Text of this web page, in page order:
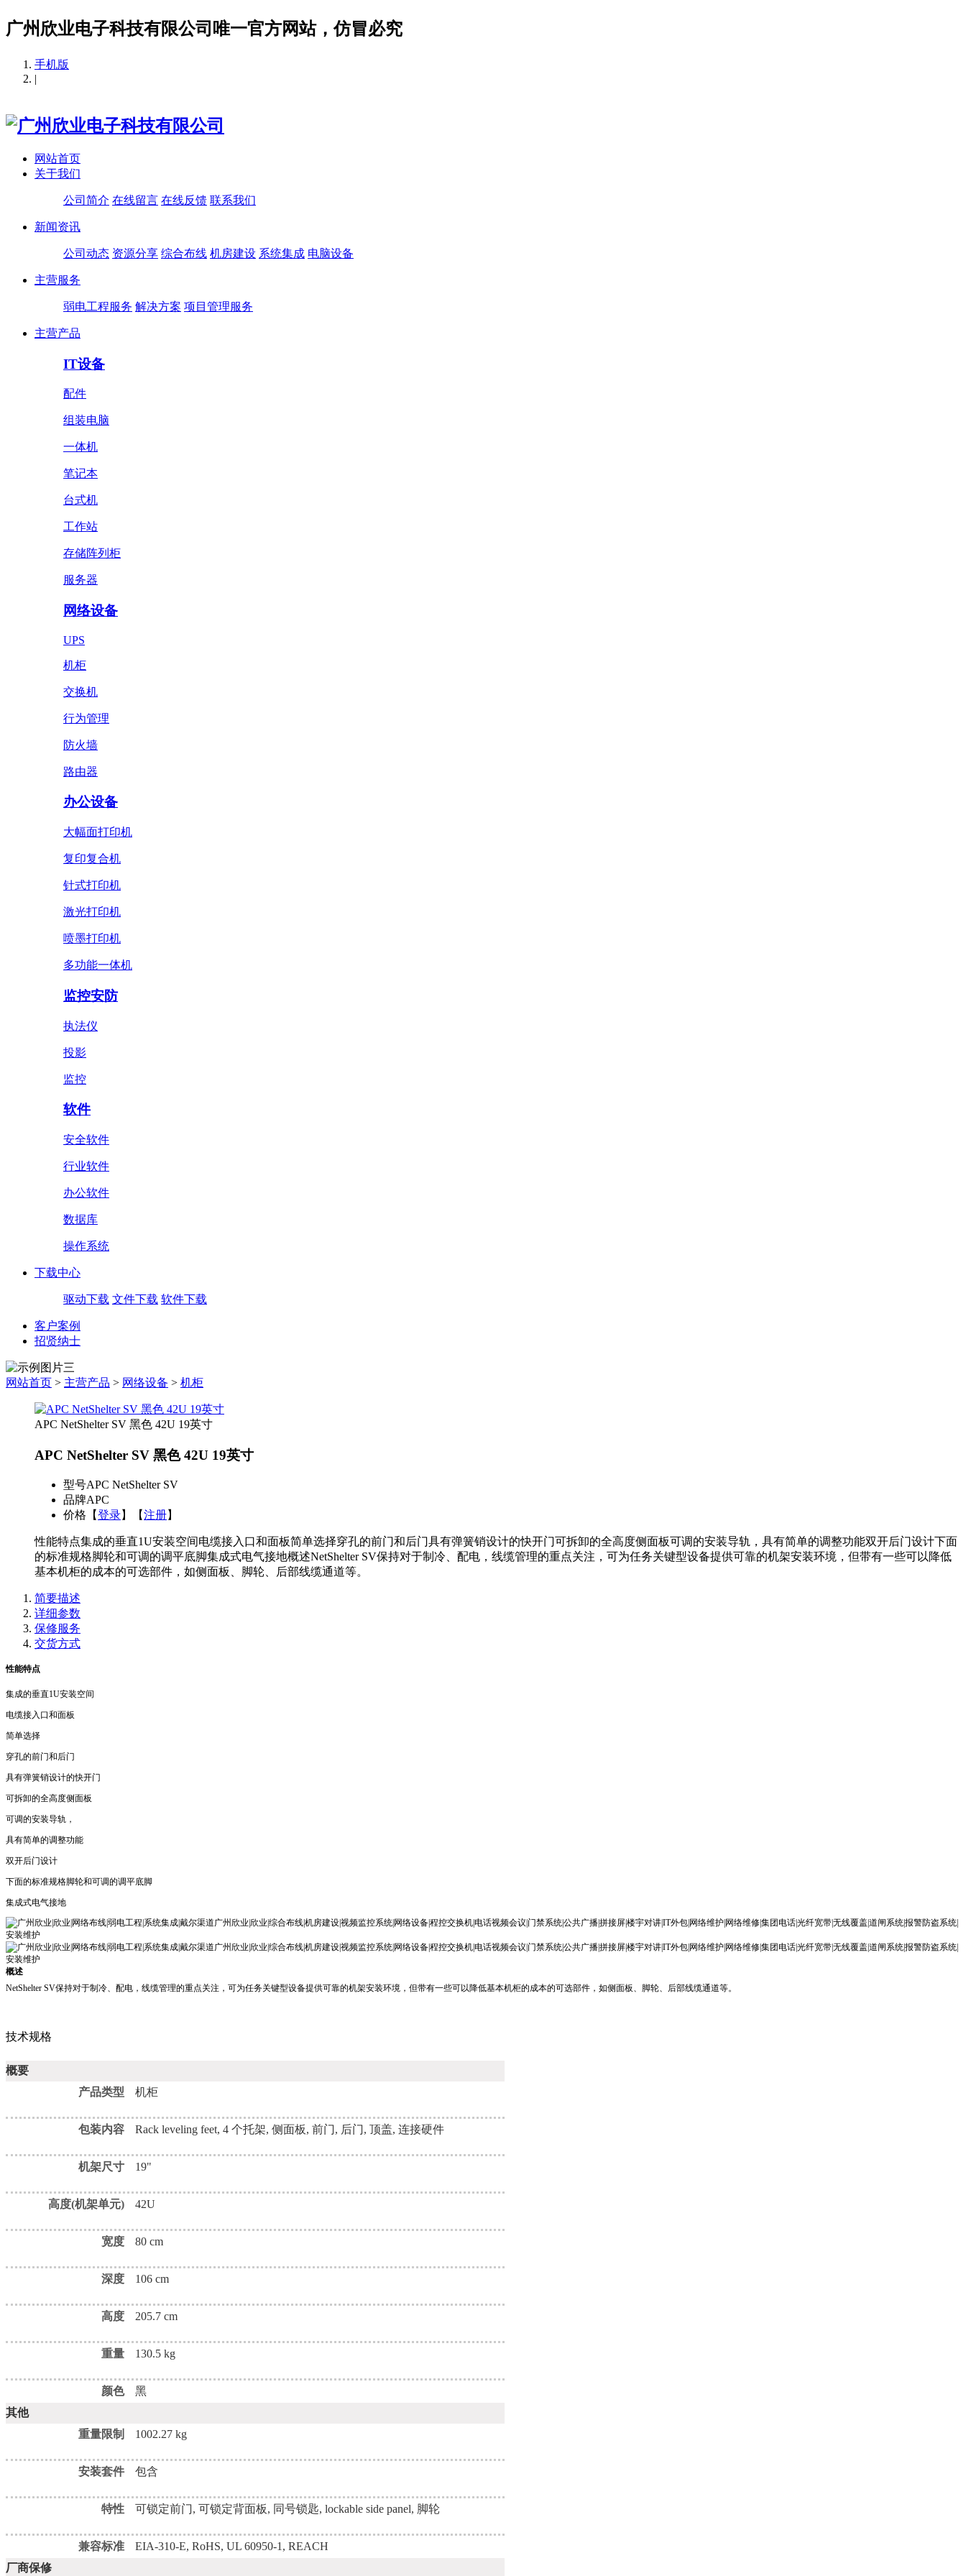
广州欣业电子科技有限公司唯一官方网站，仿冒必究
手机版
|
网站首页
关于我们
公司简介 在线留言 在线反馈 联系我们
新闻资讯
公司动态 资源分享 综合布线 机房建设 系统集成 电脑设备
主营服务
弱电工程服务 解决方案 项目管理服务
主营产品
IT设备
配件
组装电脑
一体机
笔记本
台式机
工作站
存储阵列柜
服务器
网络设备
UPS
机柜
交换机
行为管理
防火墙
路由器
办公设备
大幅面打印机
复印复合机
针式打印机
激光打印机
喷墨打印机
多功能一体机
监控安防
执法仪
投影
监控
软件
安全软件
行业软件
办公软件
数据库
操作系统
下载中心
驱动下载 文件下载 软件下载
客户案例
招贤纳士
网站首页 > 主营产品 > 网络设备 > 机柜
APC NetShelter SV 黑色 42U 19英寸
APC NetShelter SV 黑色 42U 19英寸
型号APC NetShelter SV
品牌APC
价格 【登录】【注册】
性能特点集成的垂直1U安装空间电缆接入口和面板简单选择穿孔的前门和后门具有弹簧销设计的快开门可拆卸的全高度侧面板可调的安装导轨，具有简单的调整功能双开后门设计下面
的标准规格脚轮和可调的调平底脚集成式电气接地概述NetShelter SV保持对于制冷、配电，线缆管理的重点关注，可为任务关键型设备提供可靠的机架安装环境，但带有一些可以降低
基本机柜的成本的可选部件，如侧面板、脚轮、后部线缆通道等。
简要描述
详细参数
保修服务
交货方式
性能特点
集成的垂直1U安装空间
电缆接入口和面板
简单选择
穿孔的前门和后门
具有弹簧销设计的快开门
可拆卸的全高度侧面板
可调的安装导轨，
具有简单的调整功能
双开后门设计
下面的标准规格脚轮和可调的调平底脚
集成式电气接地
概述
NetShelter SV保持对于制冷、配电，线缆管理的重点关注，可为任务关键型设备提供可靠的机架安装环境，但带有一些可以降低基本机柜的成本的可选部件，如侧面板、脚轮、后部线缆通道等。
技术规格
概要
产品类型
机柜
包装内容 Rack leveling feet, 4 个托架, 侧面板, 前门, 后门, 顶盖, 连接硬件
机架尺寸 19"
高度(机架单元) 42U
宽度 80 cm
深度 106 cm
高度 205.7 cm
重量 130.5 kg
颜色
黑
其他
重量限制
1002.27 kg
安装套件 包含
特性 可锁定前门, 可锁定背面板, 同号锁匙, lockable side panel, 脚轮
兼容标准
EIA-310-E, RoHS, UL 60950-1, REACH
厂商保修